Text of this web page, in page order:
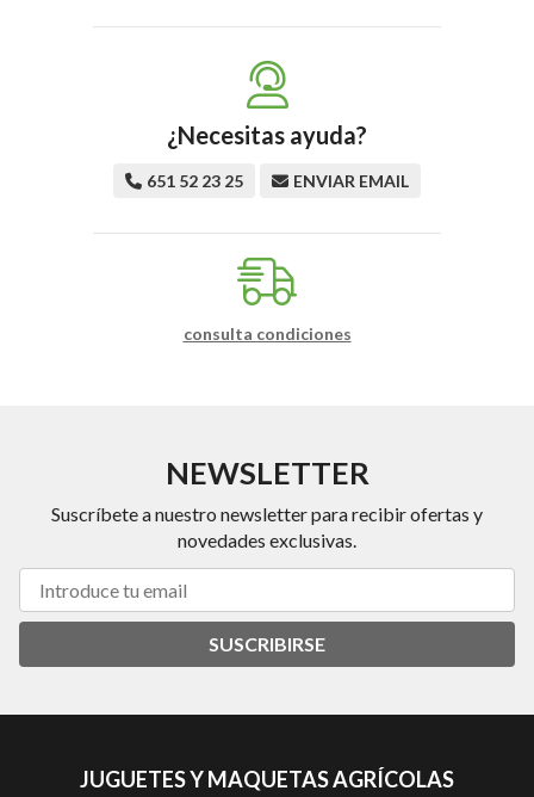
¿Necesitas ayuda?
651 52 23 25 ENVIAR EMAIL
consulta condiciones
NEWSLETTER
Suscríbete a nuestro newsletter para recibir ofertas y
novedades exclusivas.
SUSCRIBIRSE
JUGUETES Y MAQUETAS AGRÍCOLAS